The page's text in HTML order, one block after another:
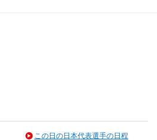
この日の日本代表選手の日程